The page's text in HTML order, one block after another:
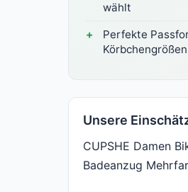
wählt
Perfekte
Körbchengrößen
Unsere
CUPSHE Damen
Badeanzug